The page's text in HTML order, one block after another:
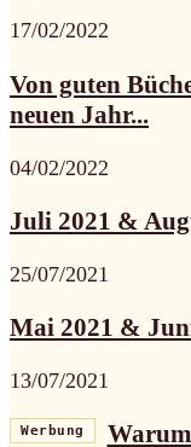
17/02/2022
Von guten
neuen Jahr...
04/02/2022
Juli 2021 &
25/07/2021
Mai 2021 &
13/07/2021
Werbung